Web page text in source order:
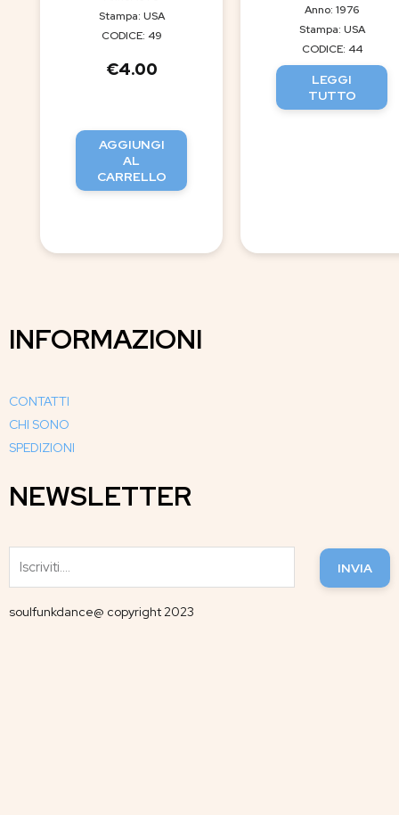
Stampa: USA
CODICE: 49
€4.00
AGGIUNGI
AL
CARRELLO
Anno: 1976
Stampa: USA
CODICE: 44
LEGGI
TUTTO
INFORMAZIONI
CONTATTI
CHI SONO
SPEDIZIONI
NEWSLETTER
INVIA
soulfunkdance@ copyright 2023